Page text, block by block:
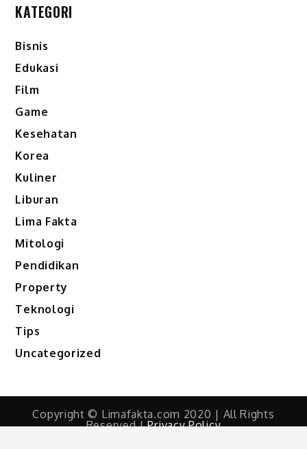
KATEGORI
Bisnis
Edukasi
Film
Game
Kesehatan
Korea
Kuliner
Liburan
Lima Fakta
Mitologi
Pendidikan
Property
Teknologi
Tips
Uncategorized
Copyright © Limafakta.com 2020 | All Rights
Reserved |Privacy Policy